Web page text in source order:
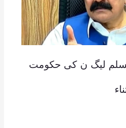
لیگ ن کی حکومت